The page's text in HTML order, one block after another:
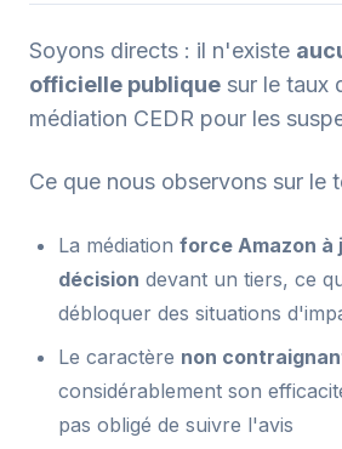
Soyons directs : il n'existe
officielle publique sur le taux
médiation CEDR pour les
Ce que nous observons sur le
La médiation force Amazon à
décision devant un tiers, ce
débloquer des situations
Le caractère non
considérablement son
pas obligé de suivre l'avis